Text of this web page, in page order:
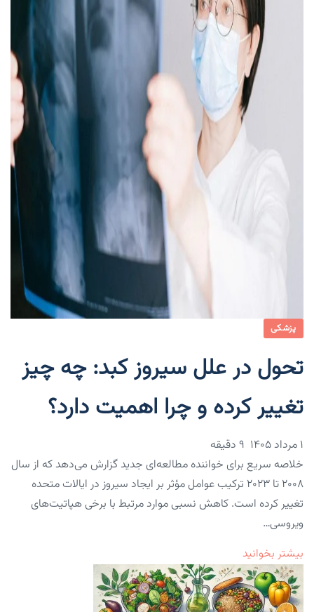
پزشکی
تحول در علل سیروز کبد: چه چیز
تغییر کرده و چرا اهمیت دارد؟
۱ مرداد ۱۴۰۵
خلاصه سریع برای خواننده مطالعه‌ای جدید گزارش می‌دهد که از سال
۲۰۰۸ تا ۲۰۲۳ ترکیب عوامل مؤثر بر ایجاد سیروز در ایالات متحده
تغییر کرده است. کاهش نسبی موارد مرتبط با برخی هپاتیت‌های
ویروسی…
بیشتر بخوانید